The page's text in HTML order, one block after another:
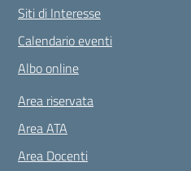
Siti di Interesse
Calendario eventi
Albo online
Area riservata
Area ATA
Area Docenti